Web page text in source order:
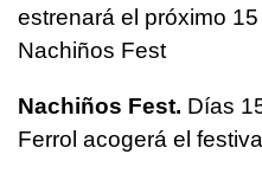
estrenará el próximo
Nachiños Fest
Nachiños Fest. Días
Ferrol acogerá el